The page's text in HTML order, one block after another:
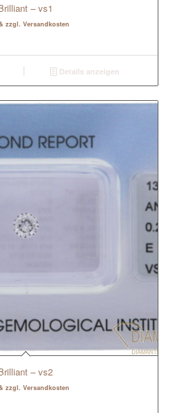
– vs1
zzgl. Versandkosten
Details anzeigen
– vs2
zzgl. Versandkosten